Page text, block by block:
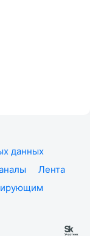
данных
Лента